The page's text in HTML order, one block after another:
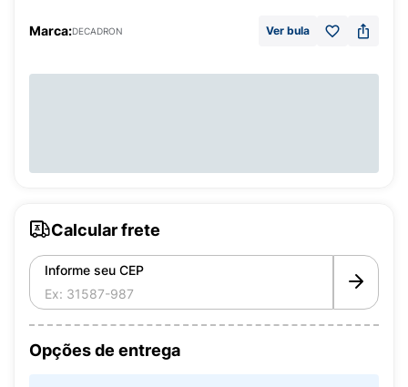
Marca:DECADRON Ver bula
Calcular frete
Informe seu CEP
Opções de entrega